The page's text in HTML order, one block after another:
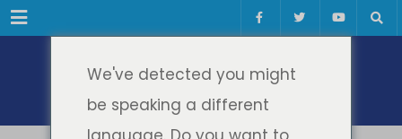
Meniul
We've detected you might
be speaking a different